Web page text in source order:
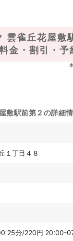
雲雀丘花屋敷
金・割引・予
敷駅前第２の詳細
１丁目４８
25分/220円 20:00-